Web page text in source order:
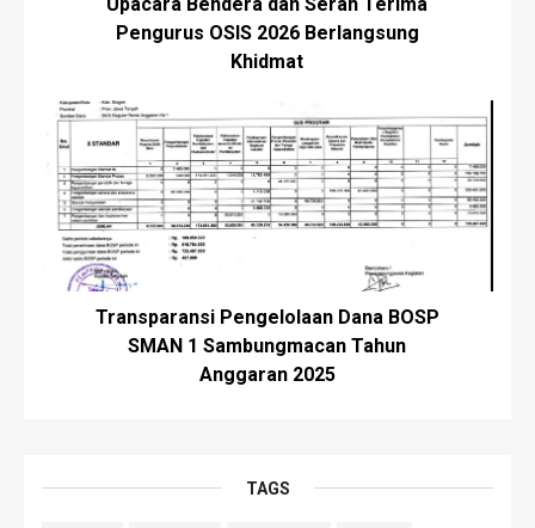
Pengurus OSIS 2026 Berlangsung
Khidmat
Transparansi Pengelolaan Dana BOSP
SMAN 1 Sambungmacan Tahun
Anggaran 2025
TAGS